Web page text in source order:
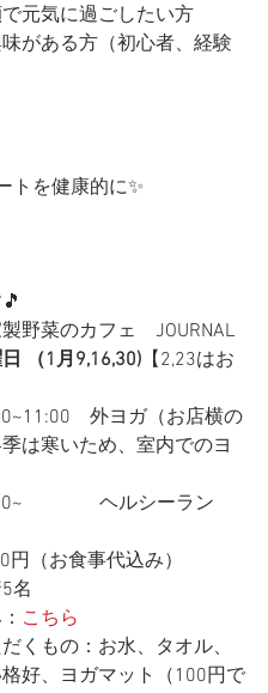
で元気に過ごしたい方
味がある方（初心者、経験
トを健康的に✨
野菜のカフェ　JOURNAL
（1月9,16,30) 【2,23はお
　外ヨガ（お店横の
は寒いため、室内でのヨ
　　　ヘルシーラン
円（お食事代込み）
名
こちら
くもの：お水、タオル、
好、ヨガマット（100円で